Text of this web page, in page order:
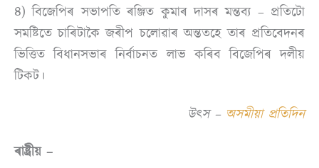
৪) বিজেপিৰ সভাপতি ৰঞ্জিত কুমাৰ দাসৰ মন্তব্য – প্ৰতিটো
সমষ্টিতে চাৰিটাকৈ জৰীপ চলোৱাৰ অন্ততহে তাৰ প্ৰতিবেদনৰ
ভিত্তিত বিধানসভাৰ নিৰ্বাচনত লাভ কৰিব বিজেপিৰ দলীয়
টিকট।
উৎস – অসমীয়া প্ৰতিদিন
ৰাষ্ট্ৰীয় –